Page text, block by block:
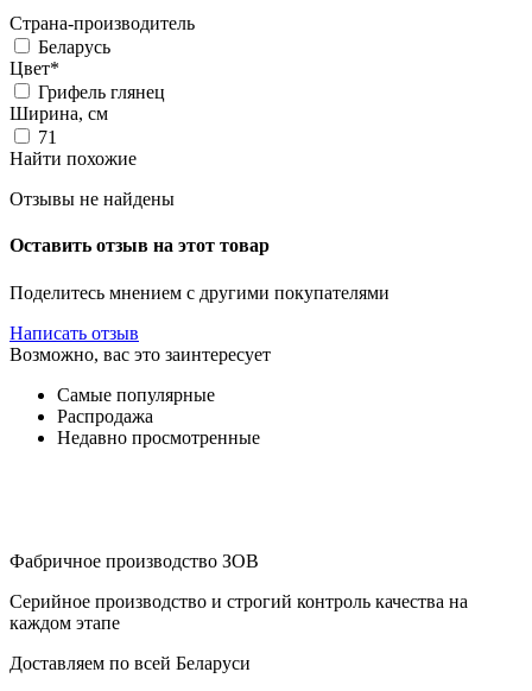
Страна-производитель
Беларусь
Цвет*
Грифель глянец
Ширина, см
71
Найти похожие
Отзывы не найдены
Оставить отзыв на этот товар
Поделитесь мнением с другими покупателями
Написать отзыв
Возможно, вас это заинтересует
Самые популярные
Распродажа
Недавно просмотренные
Фабричное производство ЗОВ
Серийное производство и строгий контроль качества на
каждом этапе
Доставляем по всей Беларуси